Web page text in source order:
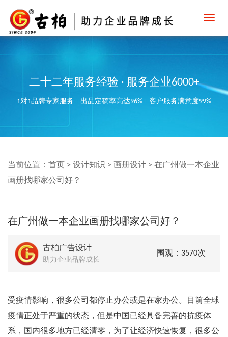
二十二年服务经验 · 服务企业6000+
1对1品牌专家服务 + 出品定稿率高达96% + 客户服务满意度99%
当前位置： 首页 > 设计知识 > 画册设计 > 在广州做一本企业
画册找哪家公司好？
在广州做一本企业画册找哪家公司好？
古柏广告设计
助力企业品牌成长
围观：3570次
受疫情影响，很多公司都停止办公或是在家办公。目前全球
疫情正处于严重的状态，但是中国已经具备完善的抗疫体
系，国内很多地方已经清零，为了让经济快速恢复，很多公